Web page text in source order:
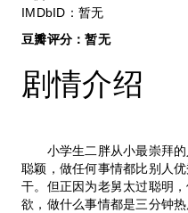
IMDbID：暂无
豆瓣评分：暂无
剧情介绍
小学生二胖从小最崇拜的
聪颖，做任何事情都比别人
干。但正因为老舅太过聪明
欲，做什么事情都是三分钟